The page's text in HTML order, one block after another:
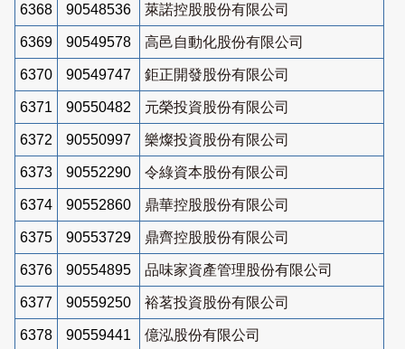
6368 90548536 萊諾控股股份有限公司
6369 90549578 高邑自動化股份有限公司
6370 90549747 鉅正開發股份有限公司
6371 90550482 元榮投資股份有限公司
6372 90550997 樂燦投資股份有限公司
6373 90552290 令綠資本股份有限公司
6374 90552860 鼎華控股股份有限公司
6375 90553729 鼎齊控股股份有限公司
6376 90554895 品味家資產管理股份有限公司
6377 90559250 裕茗投資股份有限公司
6378 90559441 億泓股份有限公司